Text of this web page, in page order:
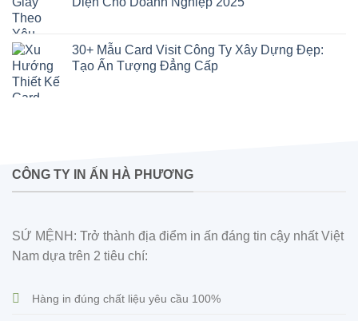
30+ Mẫu Card Visit Công Ty Xây Dựng Đẹp:
Tạo Ấn Tượng Đẳng Cấp
CÔNG TY IN ẤN HÀ PHƯƠNG
SỨ MỆNH: Trở thành địa điểm in ấn đáng tin cậy nhất Việt
Nam dựa trên 2 tiêu chí:
Hàng in đúng chất liệu yêu cầu 100%